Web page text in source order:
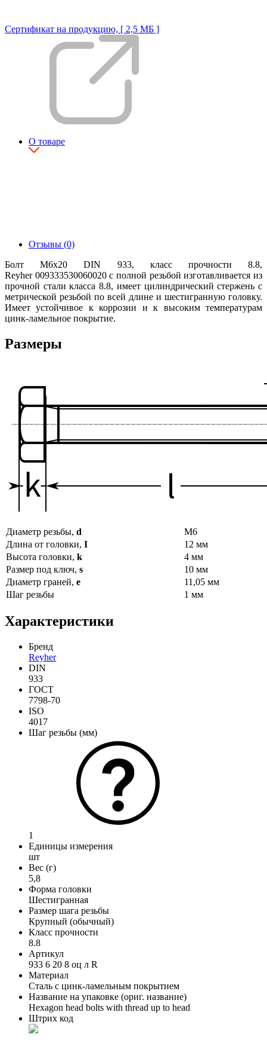
Сертификат на продукцию, [ 2,5 МБ ]
О товаре
Отзывы (0)
Болт М6х20 DIN 933, класс прочности 8.8,
Reyher 009333530060020 с полной резьбой изготавливается из
прочной стали класса 8.8, имеет цилиндрический стержень с
метрической резьбой по всей длине и шестигранную головку.
Имеет устойчивое к коррозии и к высоким температурам
цинк-ламельное покрытие.
Размеры
Диаметр резьбы, d
М6
Длина от головки, I
12 мм
Высота головки, k
4 мм
Размер под ключ, s
10 мм
Диаметр граней, e
11,05 мм
Шаг резьбы
1 мм
Характеристики
Бренд
Reyher
DIN
933
ГОСТ
7798-70
ISO
4017
Шаг резьбы (мм)
1
Единицы измерения
шт
Вес (г)
5,8
Форма головки
Шестигранная
Размер шага резьбы
Крупный (обычный)
Класс прочности
8.8
Артикул
933 6 20 8 оц л R
Материал
Сталь с цинк-ламельным покрытием
Название на упаковке (ориг. название)
Hexagon head bolts with thread up to head
Штрих код